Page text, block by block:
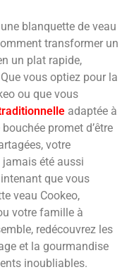
blanquette de veau
transformer un
un plat rapide,
vous optiez pour la
ou que vous
adaptée à
promet d’être
votre
jamais été aussi
que vous
veau Cookeo,
votre famille à
redécouvrez les
et la gourmandise
inoubliables.